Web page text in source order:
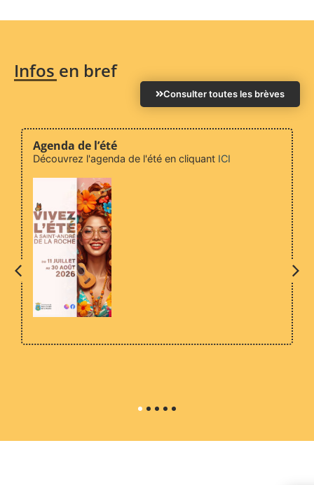
Infos en bref
Consulter toutes les brèves
Agenda de l’été
Découvrez l'agenda de l'été en cliquant ICI